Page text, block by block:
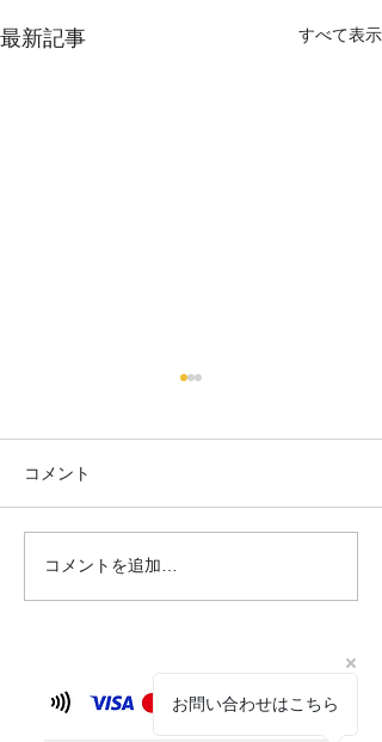
最新記事 すべて表示
夏の訪れ🍉
コメント
コメントを追加…
お問い合わせはこちら